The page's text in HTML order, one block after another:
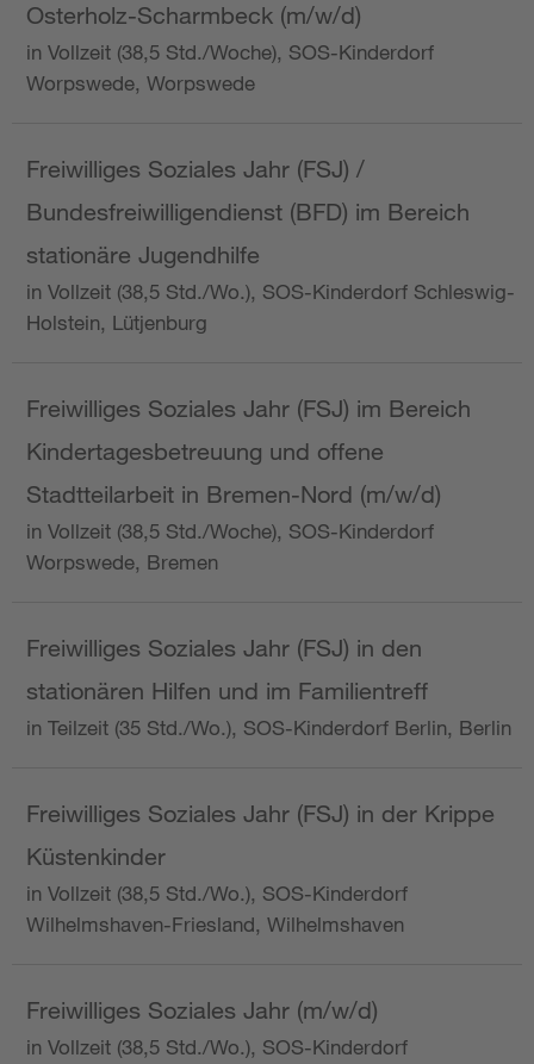
Osterholz-Scharmbeck (m/w/d)
in Vollzeit (38,5 Std./Woche), SOS-Kinderdorf
Worpswede, Worpswede
Freiwilliges Soziales Jahr (FSJ) /
Bundesfreiwilligendienst (BFD) im Bereich
stationäre Jugendhilfe
in Vollzeit (38,5 Std./Wo.), SOS-Kinderdorf Schleswig-
Holstein, Lütjenburg
Freiwilliges Soziales Jahr (FSJ) im Bereich
Kindertagesbetreuung und offene
Stadtteilarbeit in Bremen-Nord (m/w/d)
in Vollzeit (38,5 Std./Woche), SOS-Kinderdorf
Worpswede, Bremen
Freiwilliges Soziales Jahr (FSJ) in den
stationären Hilfen und im Familientreff
in Teilzeit (35 Std./Wo.), SOS-Kinderdorf Berlin, Berlin
Freiwilliges Soziales Jahr (FSJ) in der Krippe
Küstenkinder
in Vollzeit (38,5 Std./Wo.), SOS-Kinderdorf
Wilhelmshaven-Friesland, Wilhelmshaven
Freiwilliges Soziales Jahr (m/w/d)
in Vollzeit (38,5 Std./Wo.), SOS-Kinderdorf